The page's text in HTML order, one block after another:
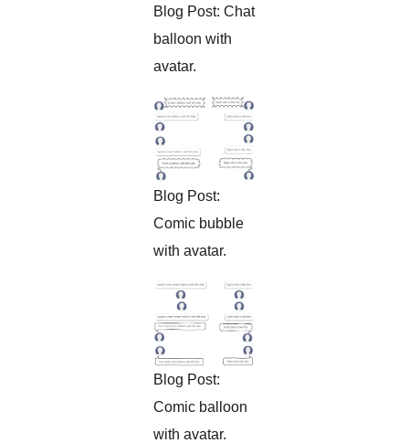
Blog Post: Chat
balloon with
avatar.
Blog Post:
Comic bubble
with avatar.
Blog Post:
Comic balloon
with avatar.